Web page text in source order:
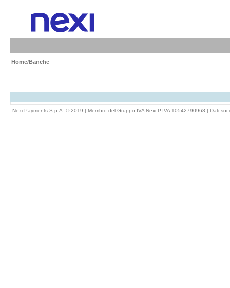
Home/Banche
Nexi Payments S.p.A. © 2019 | Membro del Gruppo IVA Nexi P.IVA 10542790968 | Dati